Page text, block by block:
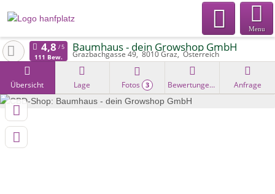
Menu
Baumhaus - dein Growshop GmbH
Grazbachgasse 49 8010 Graz Österreich
111 Bew.
Übersicht Lage Fotos 3 Bewertungen Anfrage